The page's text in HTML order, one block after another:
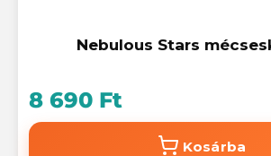
Nebulous Stars
8 690 Ft
Kosárba